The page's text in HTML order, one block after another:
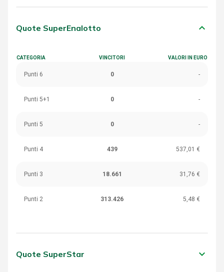
Quote SuperEnalotto keyboard_arrow_down
CATEGORIA VINCITORI VALORI IN EURO
Punti 6 0 -
Punti 5+1 0 -
Punti 5 0 -
Punti 4 439 537,01 €
Punti 3 18.661 31,76 €
Punti 2 313.426 5,48 €
Quote SuperStar keyboard_arrow_down